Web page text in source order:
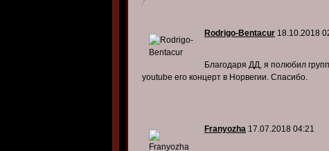
Rodrigo-Bentacur 18.10.2018
Благодаря ДД, я полюбил
youtube его концерт в Норвегии. Спасибо.
Franyozha 17.07.2018 04:21